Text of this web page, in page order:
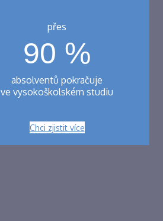
přes
90 %
absolventů pokračuje
ve vysokoškolském studiu
Chci zjistit více